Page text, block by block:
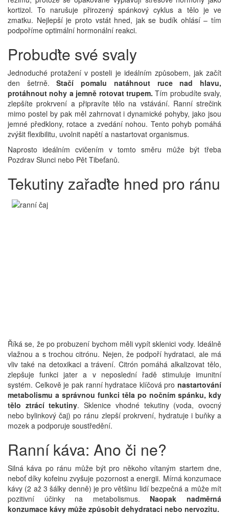
kortizol. To narušuje přirozený spánkový cyklus a tělo je ve
zmatku. Nejlepší je proto vstát hned, jak se budík ohlásí – tím
podpoříme optimální hormonální reakci.
Probuďte své svaly
Jednoduché protažení v posteli je ideálním způsobem, jak začít
den šetrně.Stačí pomalu natáhnout ruce nad hlavu,
protáhnout nohy a jemně rotovat trupem. Tím probudíte svaly,
zlepšíte prokrvení a připravíte tělo na vstávání. Ranní strečink
mimo postel by pak měl zahrnovat i dynamické pohyby, jako jsou
jemné předklony, rotace a zvedání nohou. Tento pohyb pomáhá
zvýšit flexibilitu, uvolnit napětí a nastartovat organismus.
Naprosto ideálním cvičením v tomto směru může být třeba
Pozdrav Slunci nebo Pět Tibeťanů.
Tekutiny zařaďte hned pro ránu
Říká se, že po probuzení bychom měli vypít sklenici vody. Ideálně
vlažnou a s trochou citrónu. Nejen, že podpoří hydrataci, ale má
vliv také na detoxikaci a trávení. Citrón pomáhá alkalizovat tělo,
zlepšuje funkci jater a v neposlední řadě stimuluje imunitní
systém. Celkově je pak ranní hydratace klíčová pro nastartování
metabolismu a správnou funkci těla po nočním spánku, kdy
tělo ztrácí tekutiny. Sklenice vhodné tekutiny (voda, ovocný
nebo bylinkový čaj) po ránu zlepší prokrvení, hydratuje i buňky a
mozek a podporuje soustředění.
Ranní káva: Ano či ne?
Silná káva po ránu může být pro někoho vítaným startem dne,
neboť díky kofeinu zvyšuje pozornost a energii. Mírná konzumace
kávy (2 až 3 šálky denně) je pro většinu lidí bezpečná a může mít
pozitivní účinky na metabolismus. Naopak nadměrná
konzumace kávy může způsobit dehydrataci nebo nervozitu.